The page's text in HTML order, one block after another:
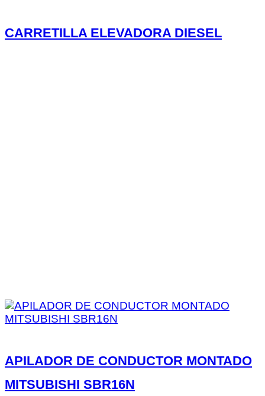
CARRETILLA ELEVADORA DIESEL
APILADOR DE CONDUCTOR MONTADO
MITSUBISHI SBR16N